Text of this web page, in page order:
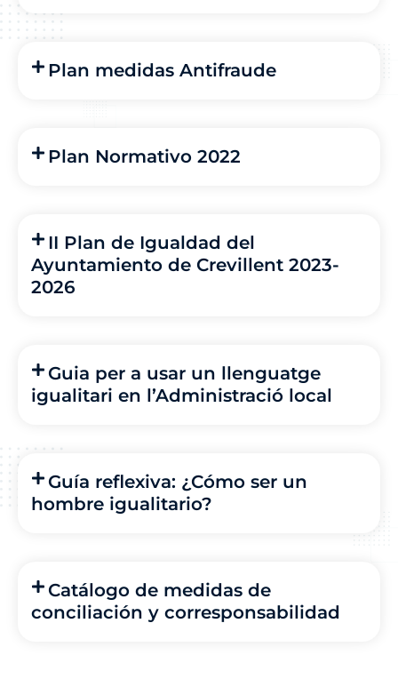
Plan medidas Antifraude
Plan Normativo 2022
II Plan de Igualdad del
Ayuntamiento de Crevillent 2023-
2026
Guia per a usar un llenguatge
igualitari en l’Administració local
Guía reflexiva: ¿Cómo ser un
hombre igualitario?
Catálogo de medidas de
conciliación y corresponsabilidad